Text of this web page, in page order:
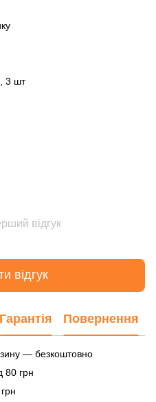
3 шт
відгук
відгук
Гарантія Повернення
— безкоштовно
80 грн